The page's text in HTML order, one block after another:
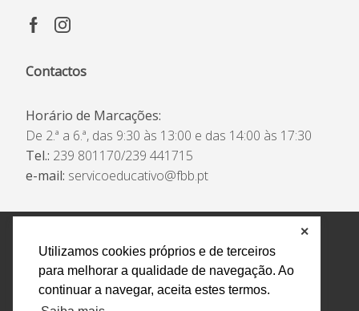
Utilizamos cookies próprios e de terceiros
para melhorar a qualidade de navegação. Ao
continuar a navegar, aceita estes termos.
✕
Contactos
Horário de Marcações:
De 2.ª a 6.ª, das 9:30 às 13:00 e das 14:00 às 17:30
Tel.: 239 801170/239 441715
e-mail: servicoeducativo@fbb.pt
Política de Privacidade e Tratamento de Dados
Encarregado de Proteção de Dados
Livro Eletrónico
de Reclamações
Canal de Denúncias
Todos os direitos reservados Design by AM. Developed by